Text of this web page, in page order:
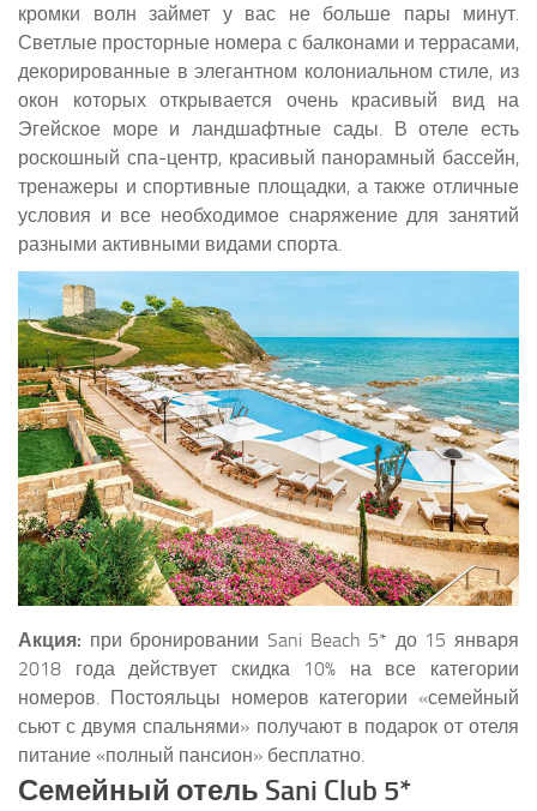
кромки волн займет у вас не больше пары минут.
Светлые просторные номера с балконами и террасами,
декорированные в элегантном колониальном стиле, из
окон которых открывается очень красивый вид на
Эгейское море и ландшафтные сады. В отеле есть
роскошный спа-центр, красивый панорамный бассейн,
тренажеры и спортивные площадки, а также отличные
условия и все необходимое снаряжение для занятий
разными активными видами спорта.
Акция: при бронировании Sani Beach 5* до 15 января
2018 года действует скидка 10% на все категории
номеров. Постояльцы номеров категории «семейный
сьют с двумя спальнями» получают в подарок от отеля
питание «полный пансион» бесплатно.
Семейный отель Sani Club 5*